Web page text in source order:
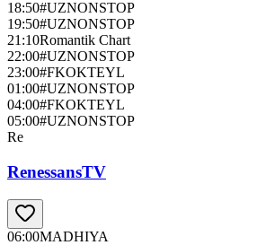
18:50#UZNONSTOP
19:50#UZNONSTOP
21:10Romantik Chart
22:00#UZNONSTOP
23:00#FKOKTEYL
01:00#UZNONSTOP
04:00#FKOKTEYL
05:00#UZNONSTOP
Re
RenessansTV
06:00MADHIYA